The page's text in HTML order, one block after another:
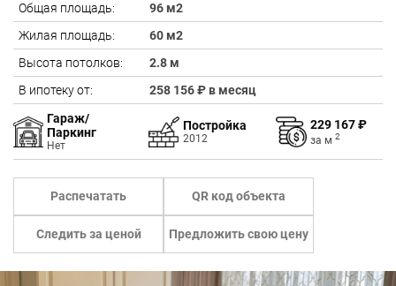
Общая площадь:
96 м2
Жилая площадь:
60 м2
Высота потолков:
2.8 м
В ипотеку от:
258 156 ₽ в месяц
Гараж/
Паркинг
Нет
Постройка
2012
229 167 ₽
за м 2
Распечатать QR код объекта
Следить за ценой Предложить свою цену